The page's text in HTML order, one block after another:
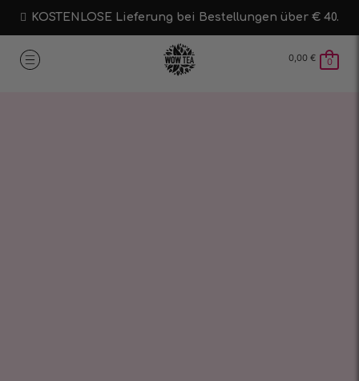
KOSTENLOSE Lieferung bei Bestellungen über € 40.
0,00 € 0